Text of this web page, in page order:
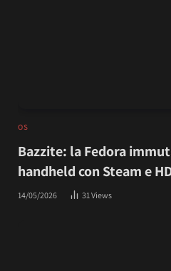
OS
Bazzite: la Fedora
handheld con Steam e
14/05/2026 31Views